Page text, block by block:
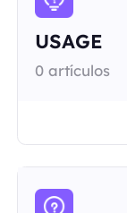
USAGE
0 artículos